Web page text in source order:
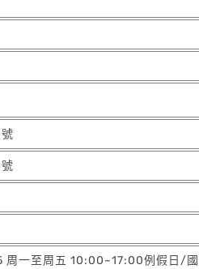
一至周五 10:00~17:00例假日/國